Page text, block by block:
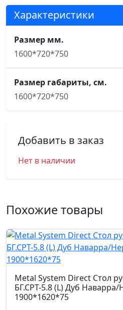
Характеристики
Размер мм.
1600*720*750
Размер габариты, см.
1600*720*750
Добавить в заказ
Нет в наличии
Похожие товары
Metal System Direct Стол
БГ.СРТ-5.8 (L) Дуб
1900*1620*75